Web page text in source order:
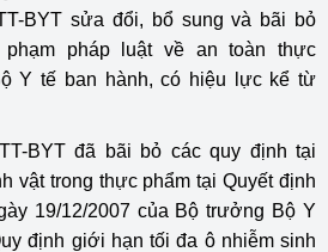
BYT sửa đổi, bổ sung và bãi bỏ
pháp luật về an toàn thực
Y tế ban hành, có hiệu lực kể từ
BYT đã bãi bỏ các quy định tại
vật trong thực phẩm tại Quyết định
19/12/2007 của Bộ trưởng Bộ Y
định giới hạn tối đa ô nhiễm sinh